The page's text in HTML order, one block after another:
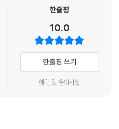
모습이다. 실패할까 두려워했던 나
는 아쉬움과 미련의 말이 아닌, 그러한
뜻한 격려의 말을 전해주자.
대로 할 수 있어도 그러지 않기를 선
해하지 않는 태도. 내가 쓸 수 있는
합니다. 획일적인 방법을 강요하지
다.
거운 짐이 아닌 자유와 기쁨의 여정
려줍니다.
한줄평
10.0
한줄평 쓰기
혜택 및 유의사항